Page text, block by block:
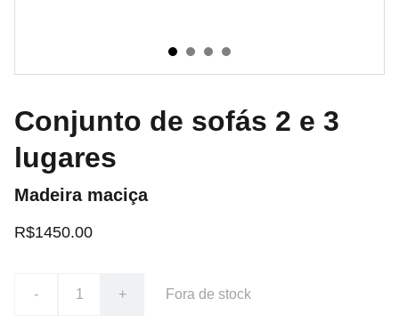
Conjunto de sofás 2 e 3
lugares
Madeira maciça
R$1450.00
- + Fora de stock